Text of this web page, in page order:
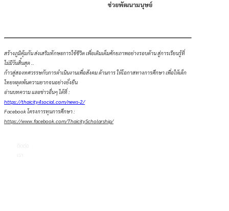
ช่วยพัฒนามนุษย์
สร้างภูมิคุ้มกัน ส่งเสริมทักษะการใช้ชีวิต เพื่อเติมเต็มศักยภาพอย่างรอบด้าน สู่การเรียนรู้ที่
ไม่มีวันสิ้นสุด ..
ก้าวสู่สองทศวรรษกับการดำเนินงานเพื่อสังคม ด้านการ ให้โอกาสทางการศึกษา เพื่อให้เด็ก
ไทยหลุดพ้นความยากจนอย่างยั่งยืน
อ่านบทความ และข่าวอื่นๆ ได้ที่ :
https://thaicity4social.com/news-2/
Facebook โครงการทุนการศึกษา :
https://www.facebook.com/ThaicityScholarship/